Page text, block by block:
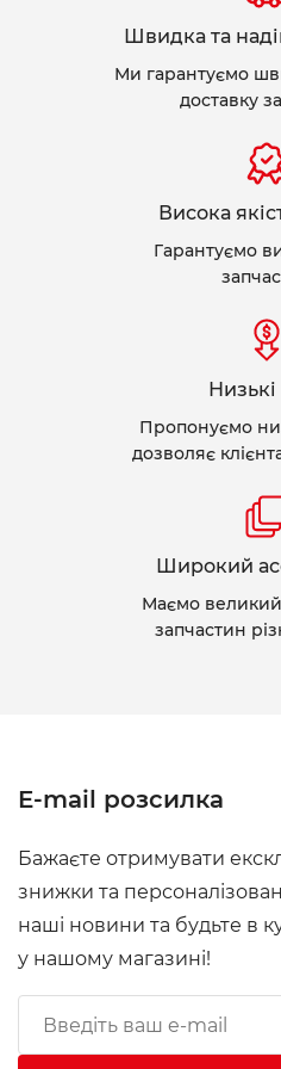
Швидка та
Ми гарантуємо
доставку
Висока
Гарантуємо
Низькі
Пропонуємо
дозволяє
Широкий
Маємо
запчастин
E-mail розсилка
Бажаєте отримувати
знижки та
наші новини та будьте в
у нашому магазині!